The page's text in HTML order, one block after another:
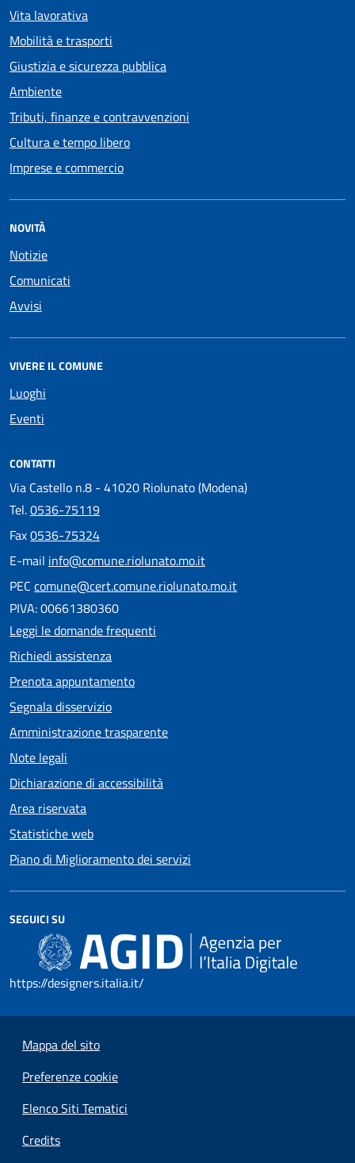
Vita lavorativa
Mobilità e trasporti
Giustizia e sicurezza pubblica
Ambiente
Tributi, finanze e contravvenzioni
Cultura e tempo libero
Imprese e commercio
NOVITÀ
Notizie
Comunicati
Avvisi
VIVERE IL COMUNE
Luoghi
Eventi
CONTATTI
Via Castello n.8 - 41020 Riolunato (Modena)
Tel.0536-75119
Fax0536-75324
E-mail info@comune.riolunato.mo.it
PEC comune@cert.comune.riolunato.mo.it
PIVA: 00661380360
Leggi le domande frequenti
Richiedi assistenza
Prenota appuntamento
Segnala disservizio
Amministrazione trasparente
Note legali
Dichiarazione di accessibilità
Area riservata
Statistiche web
Piano di Miglioramento dei servizi
SEGUICI SU
https://designers.italia.it/
Mappa del sito
Preferenze cookie
Elenco Siti Tematici
Credits